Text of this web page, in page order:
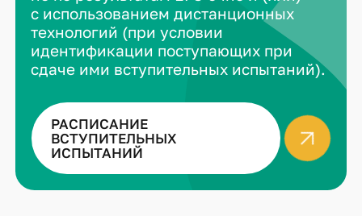
с использованием дистанционных
технологий (при условии
идентификации поступающих при
сдаче ими вступительных испытаний).
РАСПИСАНИЕ
ВСТУПИТЕЛЬНЫХ
ИСПЫТАНИЙ